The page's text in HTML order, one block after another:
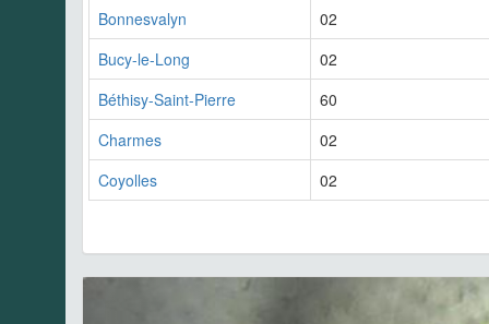
Bonnesvalyn
02
Bucy-le-Long
02
Béthisy-Saint-Pierre
60
Charmes
02
Coyolles
02